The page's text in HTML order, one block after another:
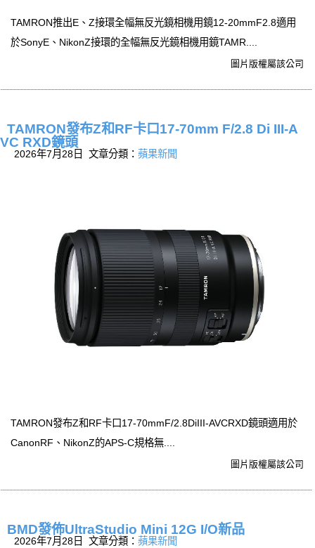
TAMRON推出E、Z接環全幅無反光鏡相機用鏡12-20mmF2.8適用
於SonyE、NikonZ接環的全幅無反光鏡相機用鏡TAMR....
圖片版權屬該公司
TAMRON發布Z和RF卡口17-70mm F/2.8 Di III-A
VC RXD鏡頭
2026年7月28日 文章分類： 蘋果新聞
TAMRON發布Z和RF卡口17-70mmF/2.8DiIII-AVCRXD鏡頭適用於
CanonRF、NikonZ的APS-C規格無....
圖片版權屬該公司
BMD發佈UltraStudio Mini 12G I/O新品
2026年7月28日 文章分類： 蘋果新聞